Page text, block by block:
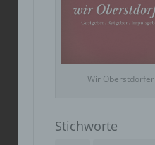
Wir Oberstdorfer
Stichworte